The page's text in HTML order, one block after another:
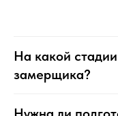
На какой
замерщика?